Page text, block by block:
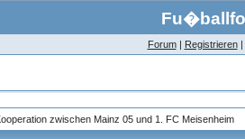
Forum| Registrieren|
zwischen Mainz 05 und 1. FC Meisenheim